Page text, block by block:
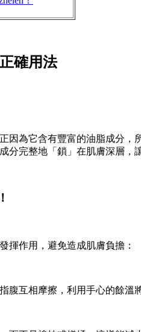
確用法
因為它含有豐富的油脂成分
分完整地「鎖」在肌膚深層，
揮作用，避免造成肌膚負擔：
腹互相摩擦，利用手心的餘